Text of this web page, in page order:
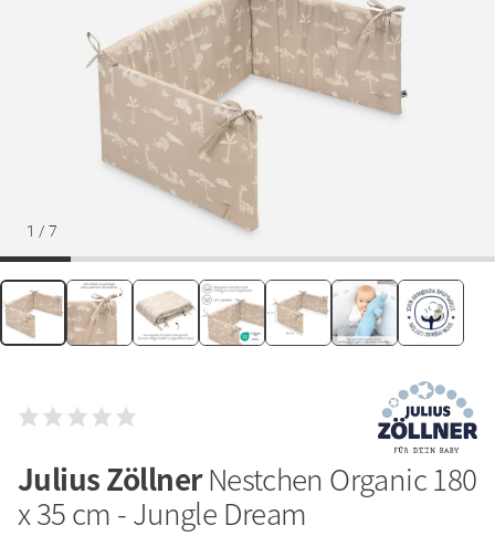
1 / 7
Julius ZöllnerNestchen Organic 180
x 35 cm - Jungle Dream